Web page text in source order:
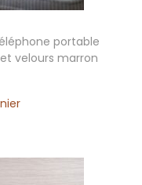
portable
velours marron